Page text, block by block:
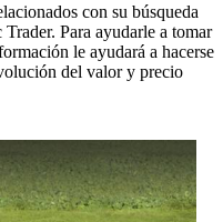
con su búsqueda
Para ayudarle a tomar
le ayudará a hacerse
del valor y precio